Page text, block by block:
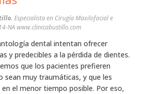
Especialista en Cirugía Maxilofacial e
NA www.clinicabustillo.com
dental intentan ofrecer
y predecibles a la pérdida de dientes.
que los pacientes prefieren
sean muy traumáticas, y que les
el menor tiempo posible. Por eso,